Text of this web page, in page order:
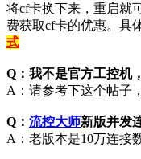
将cf卡换下来，重启就
费获取cf卡的优惠。具
式
Q：我不是官方工控机
A：请参考下这个帖子，
Q： 流控大师新版并发
A：老版本是10万连接